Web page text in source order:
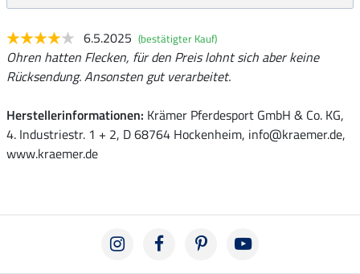
6.5.2025 (bestätigter Kauf)
Ohren hatten Flecken, für den Preis lohnt sich aber keine
Rücksendung. Ansonsten gut verarbeitet.
Herstellerinformationen: Krämer Pferdesport GmbH & Co. KG,
4. Industriestr. 1 + 2, D 68764 Hockenheim, info@kraemer.de,
www.kraemer.de